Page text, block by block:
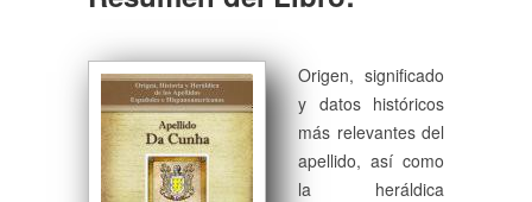
Origen, significado
y datos históricos
más relevantes del
apellido, así como
la heráldica